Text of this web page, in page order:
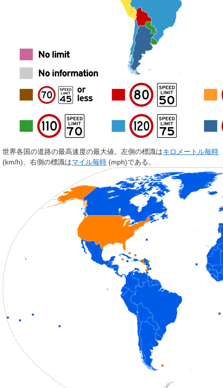
世界各国の道路の最高速度の最大値。左側の標識はキロメートル毎時
(km/h)、右側の標識はマイル毎時 (mph)である。